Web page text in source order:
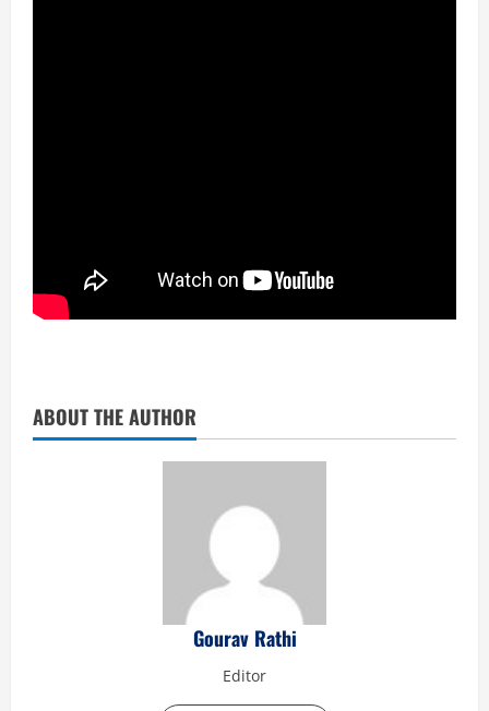
ABOUT THE AUTHOR
Gourav Rathi
Editor